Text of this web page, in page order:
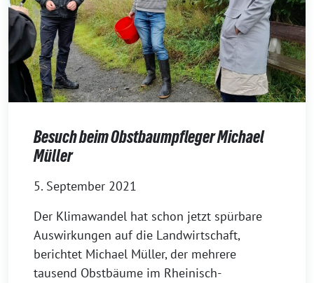
Besuch beim Obstbaumpfleger Michael
Müller
5. September 2021
Der Klimawandel hat schon jetzt spürbare
Auswirkungen auf die Landwirtschaft,
berichtet Michael Müller, der mehrere
tausend Obstbäume im Rheinisch-